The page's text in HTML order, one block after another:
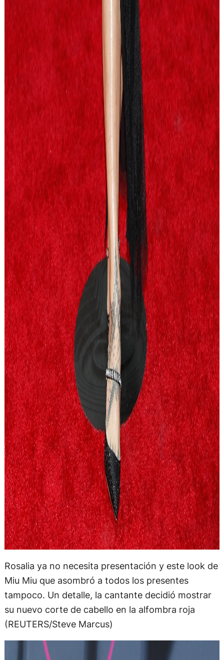
Rosalia ya no necesita presentación y este look de
Miu Miu que asombró a todos los presentes
tampoco. Un detalle, la cantante decidió mostrar
su nuevo corte de cabello en la alfombra roja
(REUTERS/Steve Marcus)